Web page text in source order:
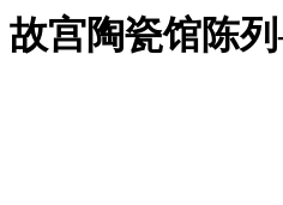
故宫陶瓷馆陈